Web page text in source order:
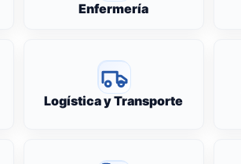
Enfermería
Logística y Transporte